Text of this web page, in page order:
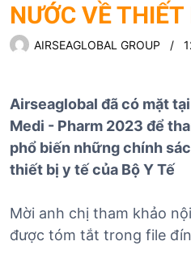
NƯỚC VỀ THIẾT
AIRSEAGLOBAL GROUP
Airseaglobal đã có mặt
Medi - Pharm 2023 để
phổ biến những chính
thiết bị y tế của Bộ Y Tế
Mời anh chị tham khảo
được tóm tắt trong file